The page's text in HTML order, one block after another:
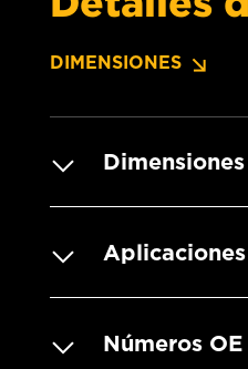
DIMENSIONES
Dimensiones
Aplicaciones
Números OE